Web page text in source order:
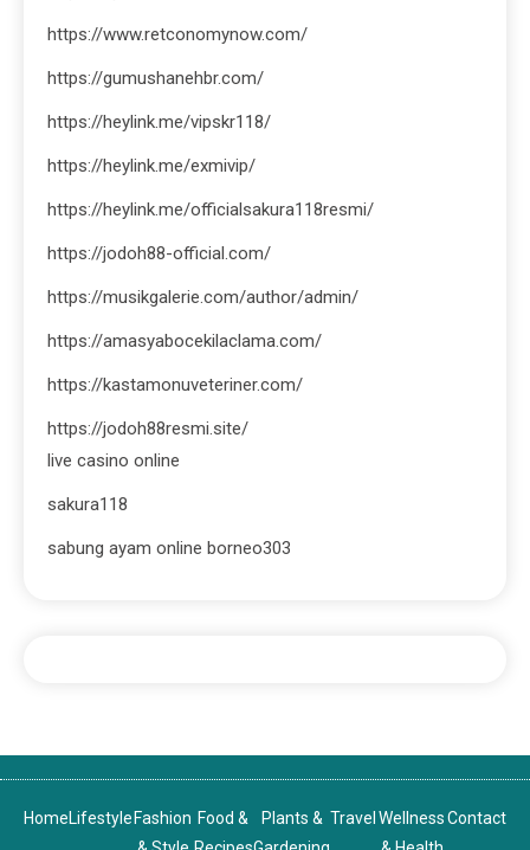
https://www.retconomynow.com/
https://gumushanehbr.com/
https://heylink.me/vipskr118/
https://heylink.me/exmivip/
https://heylink.me/officialsakura118resmi/
https://jodoh88-official.com/
https://musikgalerie.com/author/admin/
https://amasyabocekilaclama.com/
https://kastamonuveteriner.com/
https://jodoh88resmi.site/
live casino online
sakura118
sabung ayam online borneo303
HomeLifestyle Fashion Food &
Plants & Travel WellnessContact